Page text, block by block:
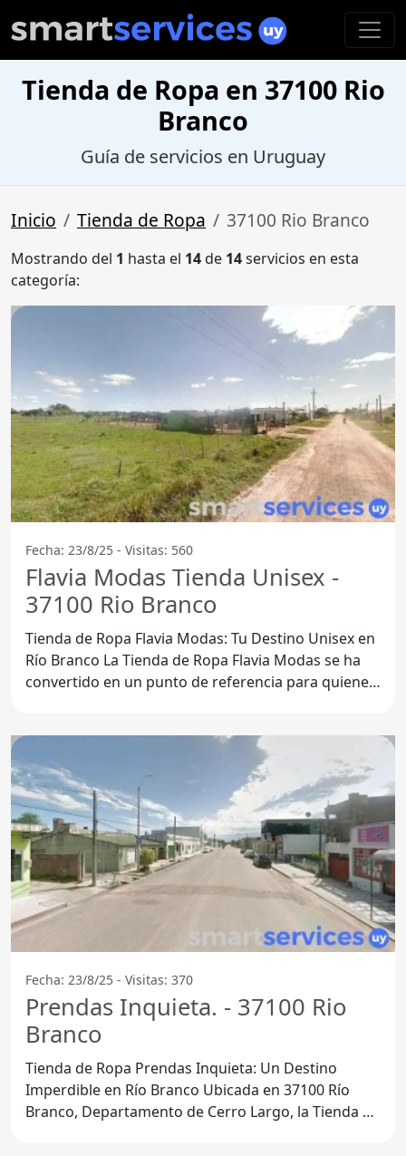
Tienda de Ropa en 37100 Rio
Branco
Guía de servicios en Uruguay
Inicio Tienda de Ropa 37100 Rio Branco
Mostrando del 1 hasta el 14de 14servicios en esta
categoría:
Fecha: 23/8/25 - Visitas: 560
Flavia Modas Tienda Unisex -
37100 Rio Branco
Tienda de Ropa Flavia Modas: Tu Destino Unisex en
Río Branco La Tienda de Ropa Flavia Modas se ha
convertido en un punto de referencia para quienes
Fecha: 23/8/25 - Visitas: 370
Prendas Inquieta. - 37100 Rio
Branco
Tienda de Ropa Prendas Inquieta: Un Destino
Imperdible en Río Branco Ubicada en 37100 Río
Branco, Departamento de Cerro Largo, la Tienda de